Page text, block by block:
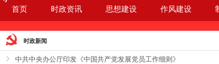
首页 时政资讯 思想建设 作风建设
时政新闻
中共中央办公厅印发《中国共产党发展党员工作细则》